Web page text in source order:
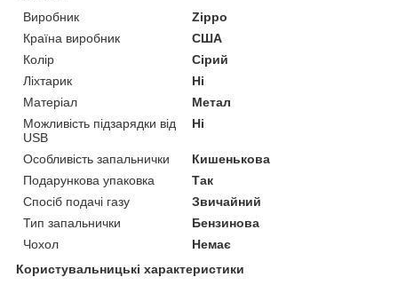
Виробник
Zippo
Країна виробник
США
Колір
Сірий
Ліхтарик
Ні
Матеріал
Метал
Можливість підзарядки від
USB
Ні
Особливість запальнички
Кишенькова
Подарункова упаковка
Так
Спосіб подачі газу
Звичайний
Тип запальнички
Бензинова
Чохол
Немає
Користувальницькі характеристики